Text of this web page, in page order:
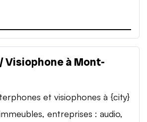
Visiophone à Mont-
et visiophones à {city}
entreprises : audio,